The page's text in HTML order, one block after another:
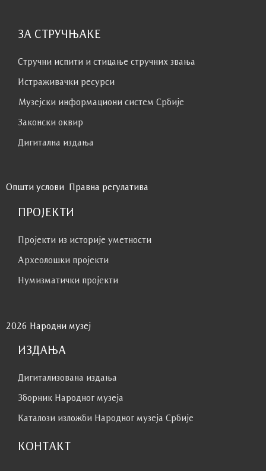
ЗА СТРУЧЊАКЕ
Стручни испити и стицање стручних звања
Истраживачки ресурси
Музејски информациони систем Србије
Законски оквир
Дигитална издања
Општи услови Правна регулатива
ПРОЈЕКТИ
Пројекти из историје уметности
Археолошки пројекти
Нумизматички пројекти
2026 Народни музеј
ИЗДАЊА
Дигитализована издања
Зборник Народног музеја
Каталози изложби Народног музеја Србије
КОНТАКТ